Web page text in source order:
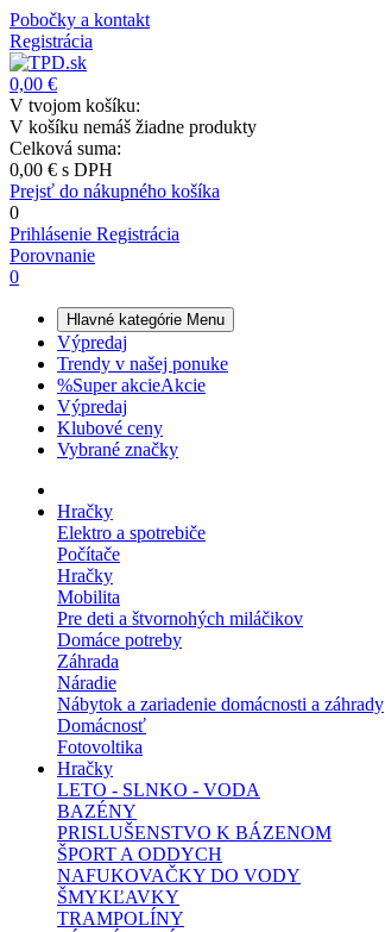
Pobočky a kontakt
Registrácia
0,00 €
V tvojom košíku:
V košíku nemáš žiadne produkty
Celková suma:
0,00 € s DPH
Prejsť do nákupného košíka
0
Prihlásenie Registrácia
Porovnanie
0
Hlavné kategórie Menu
Výpredaj
Trendy v našej ponuke
%Super akcieAkcie
Výpredaj
Klubové ceny
Vybrané značky
Hračky
Elektro a spotrebiče
Počítače
Hračky
Mobilita
Pre deti a štvornohých miláčikov
Domáce potreby
Záhrada
Náradie
Nábytok a zariadenie domácnosti a záhrady
Domácnosť
Fotovoltika
Hračky
LETO - SLNKO - VODA
BAZÉNY
PRISLUŠENSTVO K BÁZENOM
ŠPORT A ODDYCH
NAFUKOVAČKY DO VODY
ŠMYKĽAVKY
TRAMPOLÍNY